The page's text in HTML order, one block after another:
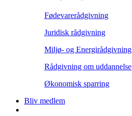
Fødevarerådgivning
Juridisk rådgivning
Miljø- og Energirådgivning
Rådgivning om uddannelse
Økonomisk sparring
Bliv medlem